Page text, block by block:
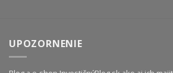
UPOZORNENIE